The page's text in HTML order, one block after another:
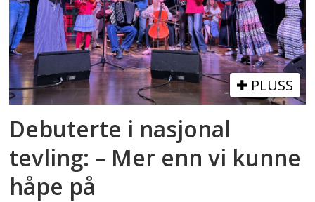
PLUSS
Debuterte i nasjonal
tevling: – Mer enn vi kunne
håpe på